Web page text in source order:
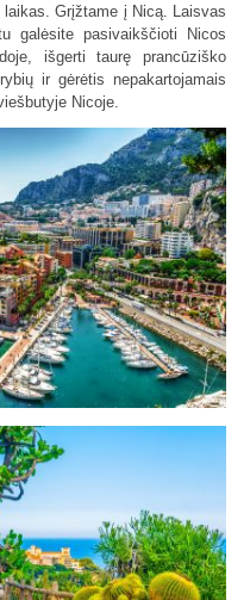
Grįžtame į Nicą. Laisvas
galėsite pasivaikščioti Nicos
išgerti taurę prancūziško
ir gėrėtis nepakartojamais
Nicoje.